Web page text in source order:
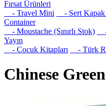
Fırsat Ürünleri
- Travel Mini
- Sert
Container
- Moustache (Sınırlı Stok)
-
Yayın
- Çocuk Kitapları
- Türk
Chinese